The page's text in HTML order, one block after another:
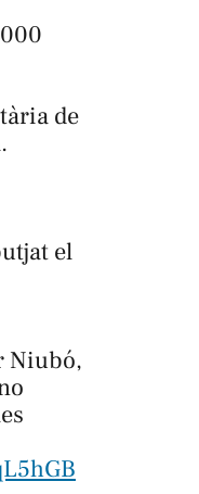
de
el
Niubó,